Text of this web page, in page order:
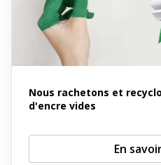
Nous rachetons et
d'encre vides
En